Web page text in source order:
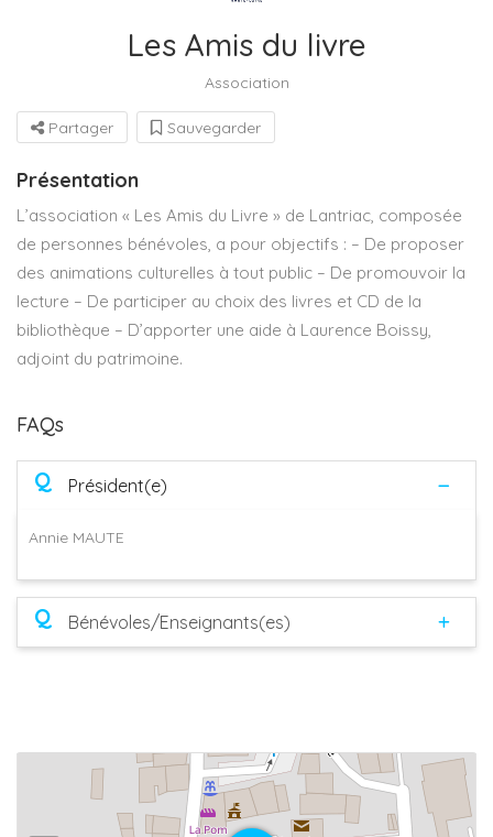
Les Amis du livre
Association
Partager Sauvegarder
Présentation
L’association « Les Amis du Livre » de Lantriac, composée
de personnes bénévoles, a pour objectifs : – De proposer
des animations culturelles à tout public – De promouvoir la
lecture – De participer au choix des livres et CD de la
bibliothèque – D’apporter une aide à Laurence Boissy,
adjoint du patrimoine.
FAQs
Q Président(e)
Annie MAUTE
Q Bénévoles/Enseignants(es)